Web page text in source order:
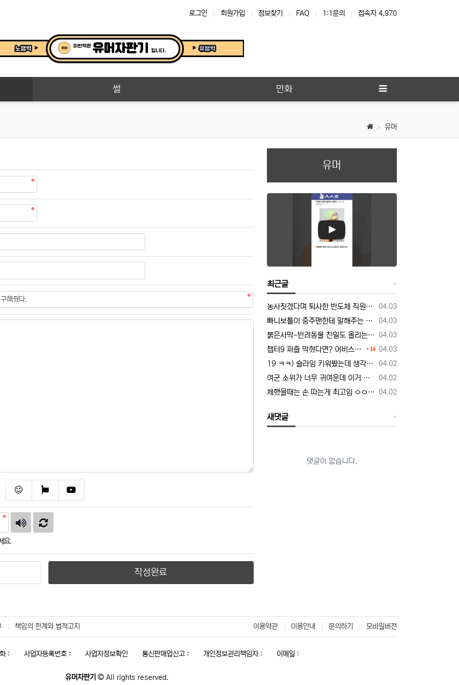
로그인 회원가입 정보찾기 FAQ 1:1문의 접속자 4,970
썰 만화
유머
이모티콘폰트어썸동영상
요.
작성완료
유머
최근글
등록일
04.03
농사짓겠다며 퇴사한 반도체 직원… 근황 밝혀짐
등록일
04.03
빠니보틀이 충주맨한테 말해주는 닭갈비의 정석
등록일
04.03
붉은사막-반려동물 친밀도 올리는 법, 강아지는 확정 고양이는 조건 확인
등록일
04.03
챕터9 퍼즐 막혔다면? 어비스 하늘길 + 3단계 퍼즐 공략 순서 정리 (길찾기 포함) 14
등록일
04.02
19 ㅋㅋ) 슬라임 키워봤는데 생각보다 건전함.manhwa
등록일
04.02
여군 소위가 너무 귀여운데 이거 정상 맞냐.manhwa
등록일
04.02
체했을때는 손 따는게 최고임 ㅇㅇ 외국인도 인정
새댓글
댓글이 없습니다.
책임의 한계와 법적고지 이용약관 이용안내 문의하기 모바일버전
: 사업자등록번호 : 사업자정보확인 통신판매업신고 : 개인정보관리책임자 : 이메일 :
유머자판기 All rights reserved.